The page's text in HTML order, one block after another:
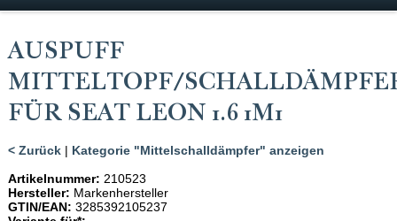
AUSPUFF
MITTELTOPF/
FÜR SEAT LEON 1.6 1M1
< Zurück| Kategorie "Mittelschalldämpfer" anzeigen
Artikelnummer: 210523
Hersteller: Markenhersteller
GTIN/EAN: 3285392105237